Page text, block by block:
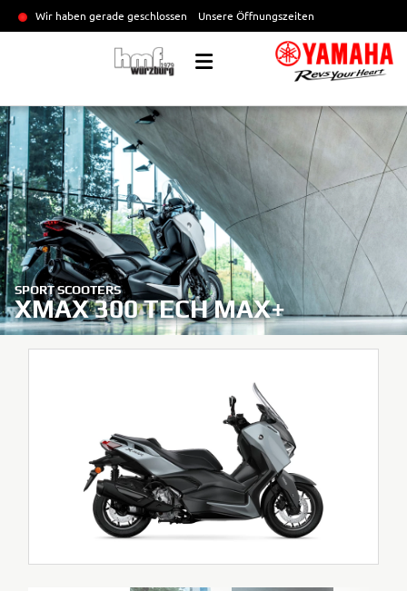
Wir haben gerade geschlossen Unsere Öffnungszeiten
SPORT SCOOTERS
XMAX 300 TECH MAX+